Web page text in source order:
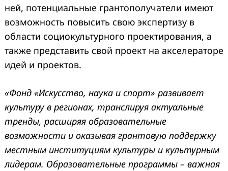
ней, потенциальные грантополучатели имеют
возможность повысить свою экспертизу в
области социокультурного проектирования, а
также представить свой проект на акселераторе
идей и проектов.
«Фонд «Искусство, наука и спорт» развивает
культуру в регионах, транслируя актуальные
тренды, расширяя образовательные
возможности и оказывая грантовую поддержку
местным институциям культуры и культурным
лидерам. Образовательные программы – важная